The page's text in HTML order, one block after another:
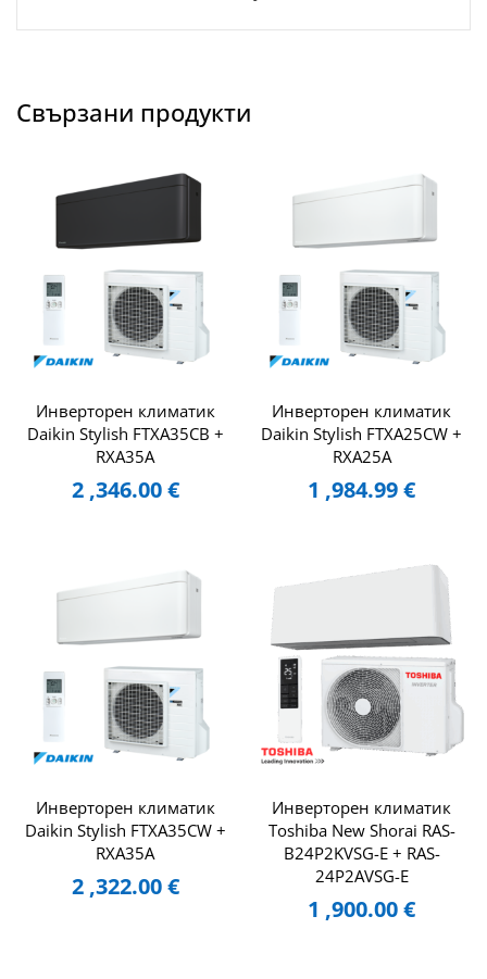
Свързани продукти
Инверторен климатик
Daikin Stylish FTXA35CB +
RXA35A
2 ,346.00€
Инверторен климатик
Daikin Stylish FTXA25CW +
RXA25A
1 ,984.99€
Инверторен климатик
Daikin Stylish FTXA35CW +
RXA35A
2 ,322.00€
Инверторен климатик
Toshiba New Shorai RAS-
B24P2KVSG-E + RAS-
24P2AVSG-E
1 ,900.00€